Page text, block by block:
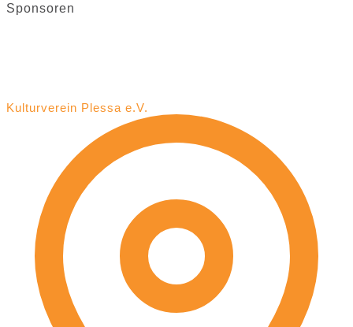
Sponsoren
Kulturverein Plessa e.V.